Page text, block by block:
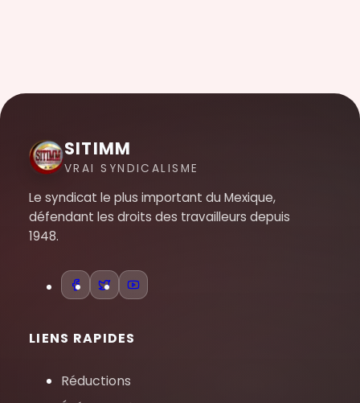
SITIMM
VRAI SYNDICALISME
Le syndicat le plus important du Mexique,
défendant les droits des travailleurs depuis
1948.
LIENS RAPIDES
Réductions